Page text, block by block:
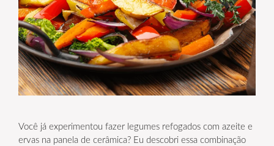
Você já experimentou fazer legumes refogados com azeite e
ervas na panela de cerâmica? Eu descobri essa combinação